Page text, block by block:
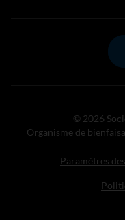
© 2026
Organisme de
Paramètres